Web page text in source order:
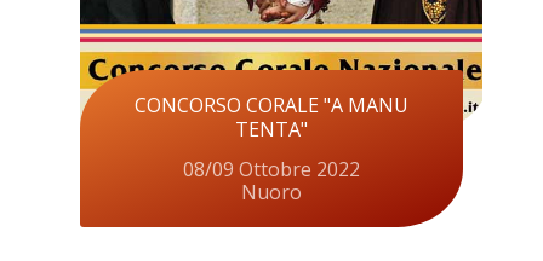
CONCORSO CORALE "A MANU
TENTA"
08/09 Ottobre 2022
Nuoro